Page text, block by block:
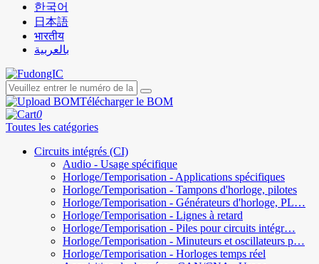
한국어
日本語
भारतीय
بالعربية
Télécharger le BOM
0
Toutes les catégories
Circuits intégrés (CI)
Audio - Usage spécifique
Horloge/Temporisation - Applications spécifiques
Horloge/Temporisation - Tampons d'horloge, pilotes
Horloge/Temporisation - Générateurs d'horloge, PL…
Horloge/Temporisation - Lignes à retard
Horloge/Temporisation - Piles pour circuits intégr…
Horloge/Temporisation - Minuteurs et oscillateurs p…
Horloge/Temporisation - Horloges temps réel